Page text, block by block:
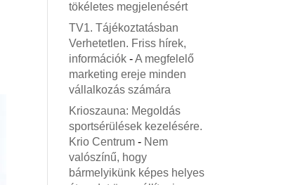
tökéletes megjelenésért
TV1. Tájékoztatásban
Verhetetlen. Friss hírek,
információk -A megfelelő
marketing ereje minden
vállalkozás számára
Krioszauna: Megoldás
sportsérülések kezelésére.
Krio Centrum - Nem
valószínű, hogy
bármelyikünk képes helyes